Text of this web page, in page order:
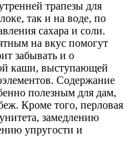
трапезы для
так и на воде, по
сахара и соли.
на вкус помогут
забывать и о
каши, выступающей
Содержание
полезным для дам,
Кроме того, перловая
замедлению
упругости и